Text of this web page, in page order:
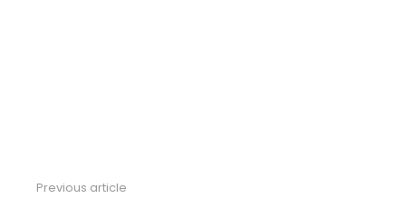
Previous article